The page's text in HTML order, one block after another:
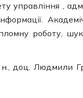
,
роботу,
доц. Людмили